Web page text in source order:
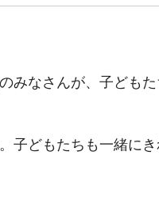
なさんが、子ども
どもたちも一緒にき